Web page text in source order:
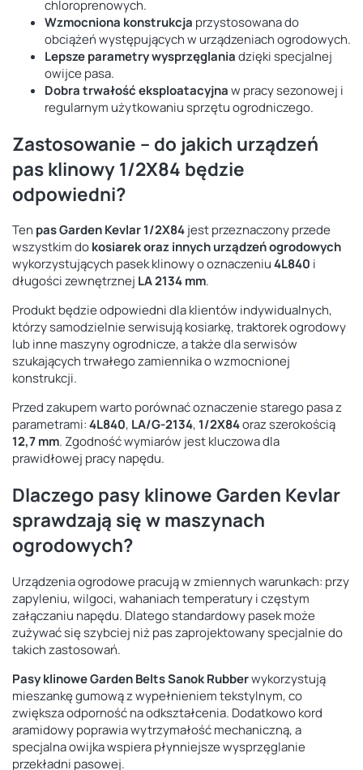
chloroprenowych.
Wzmocniona konstrukcja przystosowana do
obciążeń występujących w urządzeniach ogrodowych.
Lepsze parametry wysprzęglaniadzięki specjalnej
owijce pasa.
Dobra trwałość eksploatacyjnaw pracy sezonowej i
regularnym użytkowaniu sprzętu ogrodniczego.
Zastosowanie – do jakich urządzeń
pas klinowy 1/2X84 będzie
odpowiedni?
Ten pas Garden Kevlar 1/2X84jest przeznaczony przede
wszystkim dokosiarek oraz innych urządzeń ogrodowych
wykorzystujących pasek klinowy o oznaczeniu4L840 i
długości zewnętrznej LA 2134 mm.
Produkt będzie odpowiedni dla klientów indywidualnych,
którzy samodzielnie serwisują kosiarkę, traktorek ogrodowy
lub inne maszyny ogrodnicze, a także dla serwisów
szukających trwałego zamiennika o wzmocnionej
konstrukcji.
Przed zakupem warto porównać oznaczenie starego pasa z
parametrami:4L840, LA/G-2134, 1/2X84oraz szerokością
12,7 mm. Zgodność wymiarów jest kluczowa dla
prawidłowej pracy napędu.
Dlaczego pasy klinowe Garden Kevlar
sprawdzają się w maszynach
ogrodowych?
Urządzenia ogrodowe pracują w zmiennych warunkach: przy
zapyleniu, wilgoci, wahaniach temperatury i częstym
załączaniu napędu. Dlatego standardowy pasek może
zużywać się szybciej niż pas zaprojektowany specjalnie do
takich zastosowań.
Pasy klinowe Garden Belts Sanok Rubberwykorzystują
mieszankę gumową z wypełnieniem tekstylnym, co
zwiększa odporność na odkształcenia. Dodatkowo kord
aramidowy poprawia wytrzymałość mechaniczną, a
specjalna owijka wspiera płynniejsze wysprzęglanie
przekładni pasowej.